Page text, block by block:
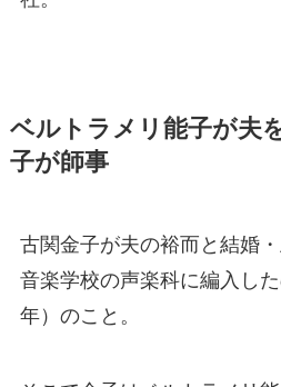
ベルトラメリ能子が夫
子が師事
古関金子が夫の裕而と結婚
音楽学校の声楽科に編入し
年）のこと。